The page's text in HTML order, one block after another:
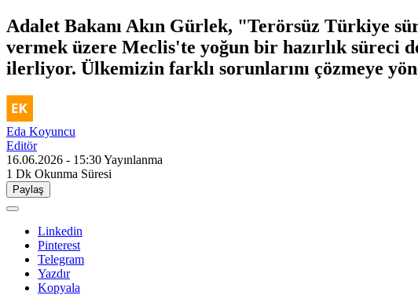
Adalet Bakanı Akın Gürlek, "Terörsüz Türkiye
vermek üzere Meclis'te yoğun bir hazırlık süreci
ilerliyor. Ülkemizin farklı sorunlarını çözmeye
Eda Koyuncu
Editör
16.06.2026 - 15:30Yayınlanma
1 Dk Okunma Süresi
Paylaş
Linkedin
Pinterest
Telegram
Yazdır
Kopyala